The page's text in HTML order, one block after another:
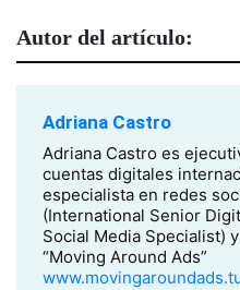
Autor del artículo:
Adriana Castro
Adriana Castro es
cuentas digitales
especialista en redes
(International Senior
Social Media Specialist)
“Moving Around Ads”